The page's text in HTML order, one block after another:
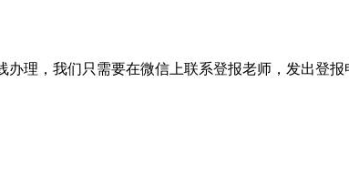
理，我们只需要在微信上联系登报老师，发出登